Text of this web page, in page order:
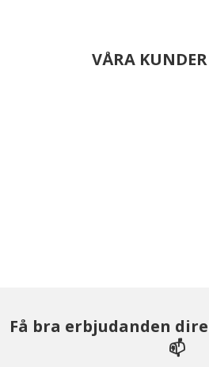
VÅRA
Få bra erbjudanden
📫